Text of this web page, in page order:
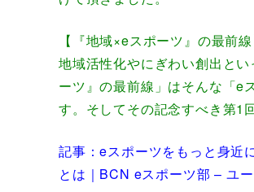
【『地域×eスポーツ』の最前線
地域活性化やにぎわい創出と
ーツ』の最前線」はそんな「e
す。そしてその記念すべき第1
記事：eスポーツをもっと身近
とは｜BCN eスポーツ部 – ユ